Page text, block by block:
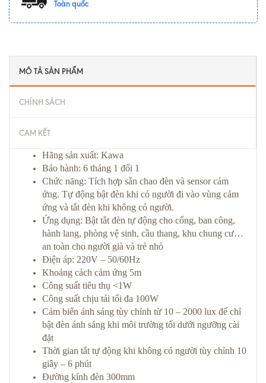
Toàn quốc
MÔ TẢ SẢN PHẨM
CHÍNH SÁCH
CAM KẾT
Hãng sản xuất: Kawa
Bảo hành: 6 tháng 1 đổi 1
Chức năng: Tích hợp sẵn chao đèn và sensor cảm
ứng. Tự động bật đèn khi có người đi vào vùng cảm
ứng và tắt đèn khi không có người.
Ứng dụng: Bật tắt đèn tự động cho cổng, ban công,
hành lang, phòng vệ sinh, cầu thang, khu chung cư…
an toàn cho người già và trẻ nhỏ
Điện áp: 220V – 50/60Hz
Khoảng cách cảm ứng 5m
Công suất tiêu thụ <1W
Công suất chịu tải tối đa 100W
Cảm biến ánh sáng tùy chỉnh từ 10 – 2000 lux để chỉ
bật đèn ánh sáng khi môi trường tối dưới ngưỡng cài
đặt
Thời gian tắt tự động khi không có người tùy chỉnh 10
giây – 6 phút
Đường kính đèn 300mm